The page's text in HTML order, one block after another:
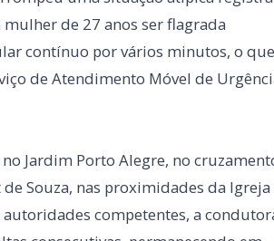
Jardim Porto Alegre, no cruzamento
Souza, nas proximidades da Igreja
competentes, a condutora,
consecutivas, permanecendo em
das 19h30 e tentaram interromper a
não foram atendidas. Diante da
a abordagem fosse concluída na